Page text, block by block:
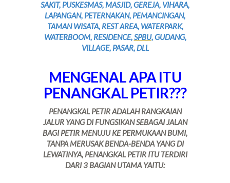
SAKIT, PUSKESMAS, MASJID, GEREJA, VIHARA,
LAPANGAN, PETERNAKAN, PEMANCINGAN,
TAMAN WISATA, REST AREA, WATERPARK,
WATERBOOM, RESIDENCE,SPBU, GUDANG,
VILLAGE, PASAR, DLL
MENGENAL APA ITU
PENANGKAL PETIR???
PENANGKAL PETIR ADALAH RANGKAIAN
JALUR YANG DI FUNGSIKAN SEBAGAI JALAN
BAGI PETIR MENUJU KE PERMUKAAN BUMI,
TANPA MERUSAK BENDA-BENDA YANG DI
LEWATINYA, PENANGKAL PETIR ITU TERDIRI
DARI 3 BAGIAN UTAMA YAITU: